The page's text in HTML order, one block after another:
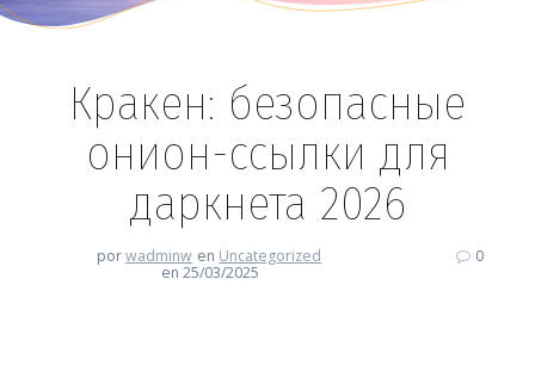
Кракен: безопасные
онион-ссылки для
даркнета 2026
porwadminw en Uncategorized
en 25/03/2025
0